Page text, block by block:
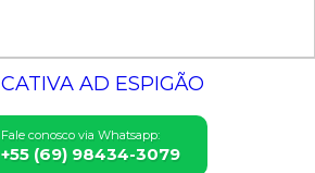
Fale conosco via Whatsapp:
+55 (69) 98434-3079